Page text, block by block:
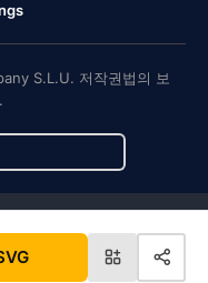
S.L.U. 저작권법의 보